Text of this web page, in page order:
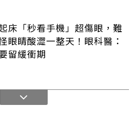
床「秒看手機」超傷眼，難
眼睛酸澀一整天！眼科醫：
留緩衝期